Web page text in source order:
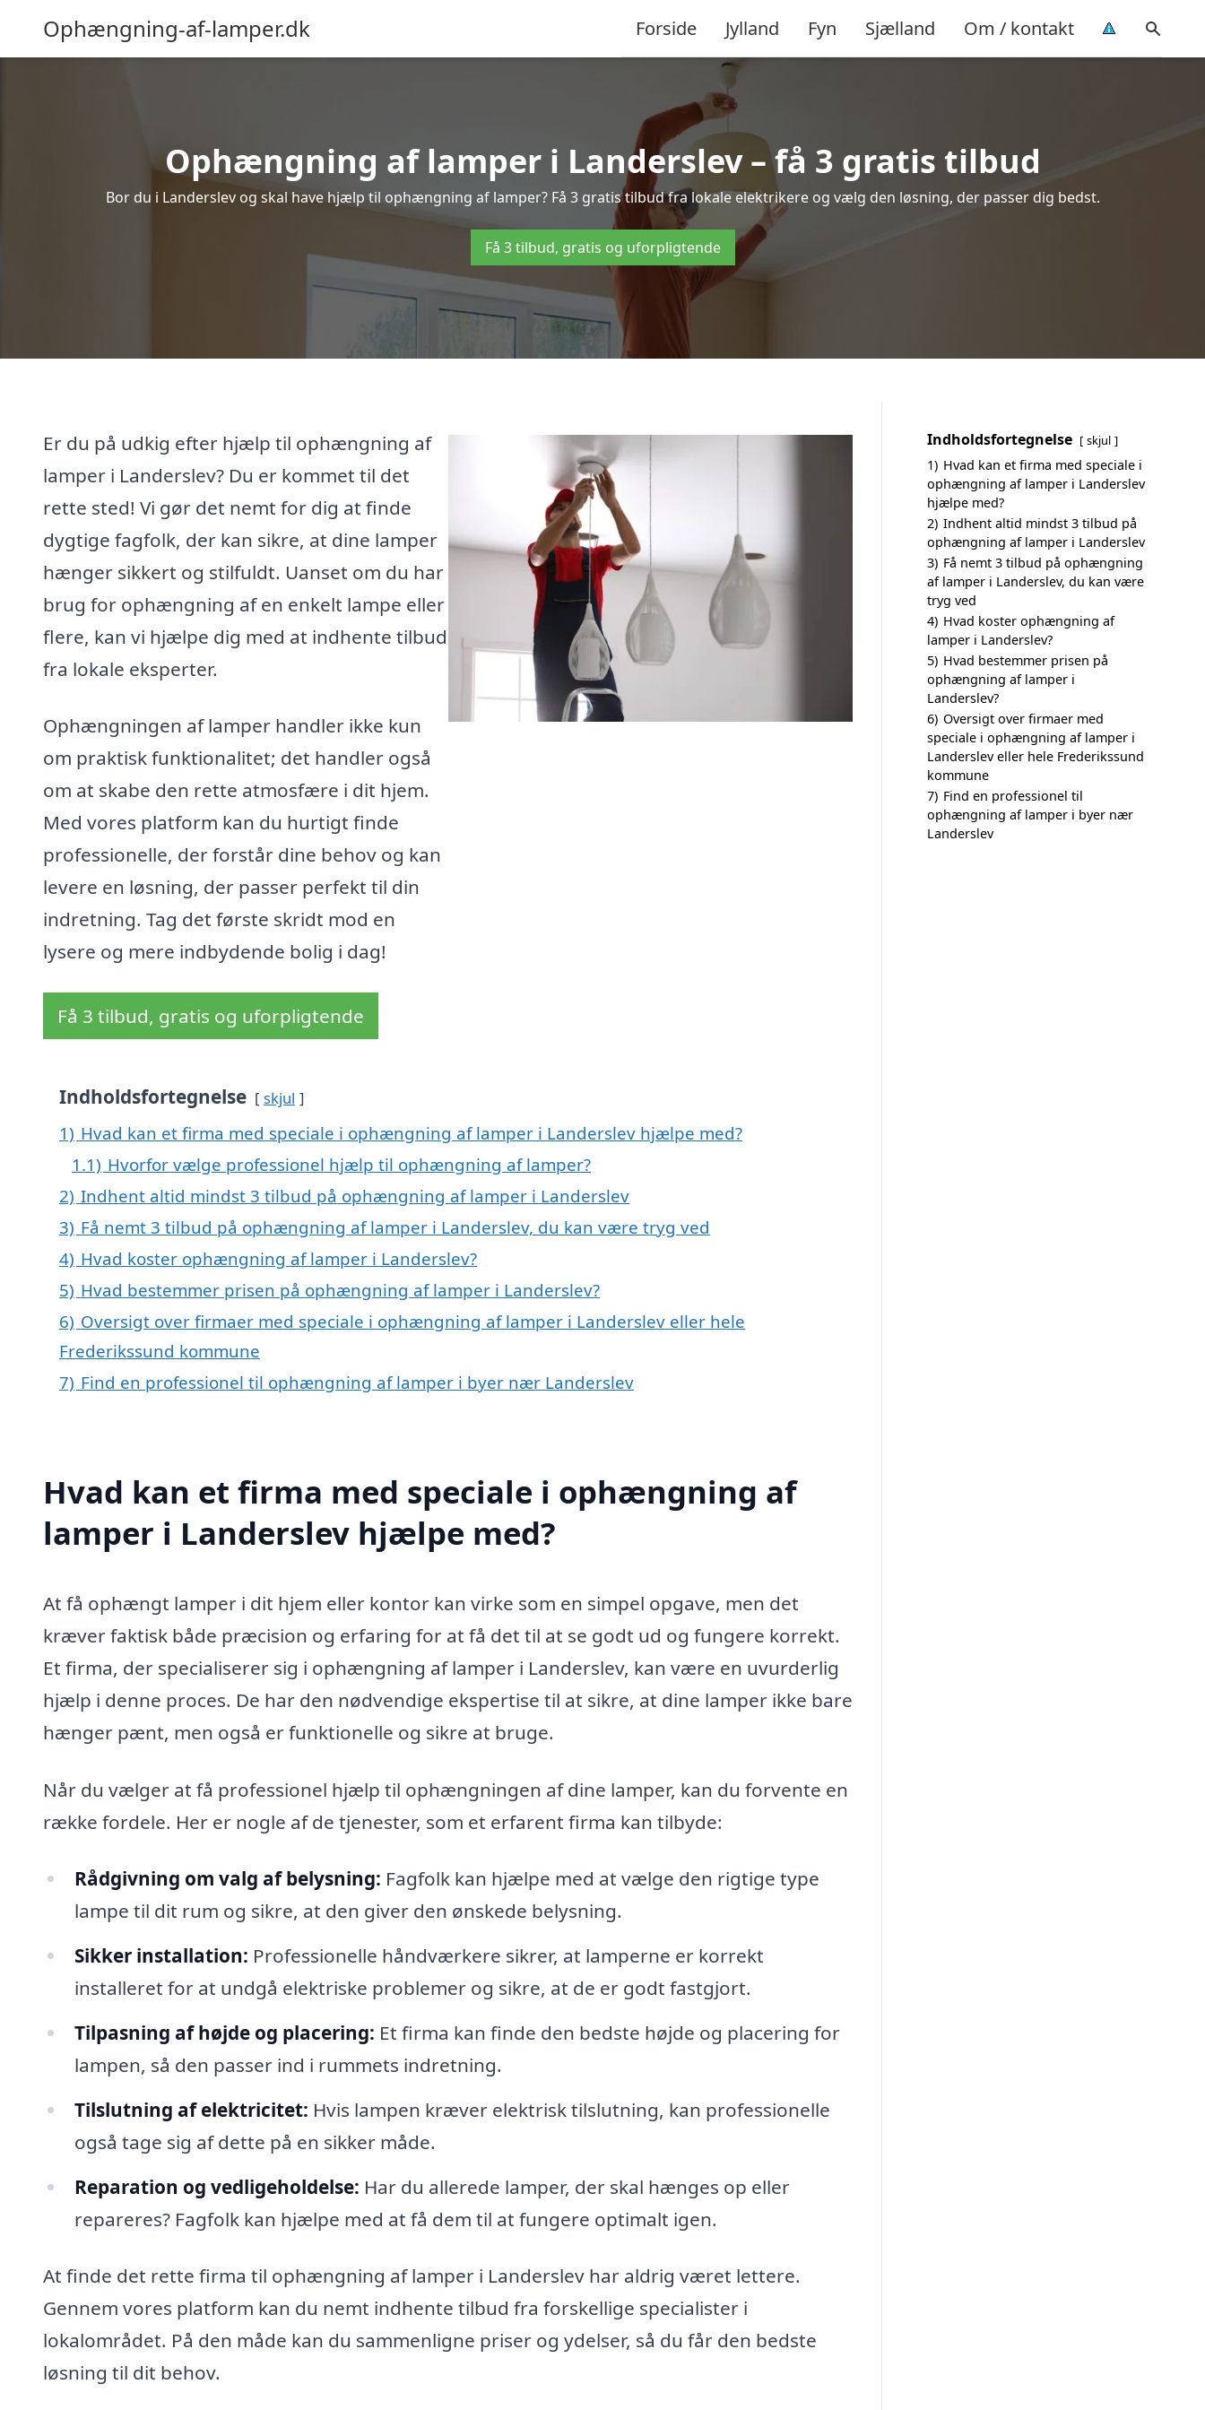
Ophængning-af-lamper.dk Forside Jylland Fyn Sjælland Om / kontakt
Ophængning af lamper i Landerslev – få 3 gratis tilbud
Bor du i Landerslev og skal have hjælp til ophængning af lamper? Få 3 gratis tilbud fra lokale elektrikere og vælg den løsning, der passer dig bedst.
Få 3 tilbud, gratis og uforpligtende
Er du på udkig efter hjælp til ophængning af
lamper i Landerslev? Du er kommet til det
rette sted! Vi gør det nemt for dig at finde
dygtige fagfolk, der kan sikre, at dine lamper
hænger sikkert og stilfuldt. Uanset om du har
brug for ophængning af en enkelt lampe eller
flere, kan vi hjælpe dig med at indhente tilbud
fra lokale eksperter.
Ophængningen af lamper handler ikke kun
om praktisk funktionalitet; det handler også
om at skabe den rette atmosfære i dit hjem.
Med vores platform kan du hurtigt finde
professionelle, der forstår dine behov og kan
levere en løsning, der passer perfekt til din
indretning. Tag det første skridt mod en
lysere og mere indbydende bolig i dag!
Få 3 tilbud, gratis og uforpligtende
Indholdsfortegnelse skjul
1) Hvad kan et firma med speciale i ophængning af lamper i Landerslev hjælpe med?
1.1) Hvorfor vælge professionel hjælp til ophængning af lamper?
2) Indhent altid mindst 3 tilbud på ophængning af lamper i Landerslev
3) Få nemt 3 tilbud på ophængning af lamper i Landerslev, du kan være tryg ved
4) Hvad koster ophængning af lamper i Landerslev?
5) Hvad bestemmer prisen på ophængning af lamper i Landerslev?
6) Oversigt over firmaer med speciale i ophængning af lamper i Landerslev eller hele
Frederikssund kommune
7) Find en professionel til ophængning af lamper i byer nær Landerslev
Hvad kan et firma med speciale i ophængning af
lamper i Landerslev hjælpe med?
At få ophængt lamper i dit hjem eller kontor kan virke som en simpel opgave, men det
kræver faktisk både præcision og erfaring for at få det til at se godt ud og fungere korrekt.
Et firma, der specialiserer sig i ophængning af lamper i Landerslev, kan være en uvurderlig
hjælp i denne proces. De har den nødvendige ekspertise til at sikre, at dine lamper ikke bare
hænger pænt, men også er funktionelle og sikre at bruge.
Når du vælger at få professionel hjælp til ophængningen af dine lamper, kan du forvente en
række fordele. Her er nogle af de tjenester, som et erfarent firma kan tilbyde:
Rådgivning om valg af belysning: Fagfolk kan hjælpe med at vælge den rigtige type
lampe til dit rum og sikre, at den giver den ønskede belysning.
Sikker installation: Professionelle håndværkere sikrer, at lamperne er korrekt
installeret for at undgå elektriske problemer og sikre, at de er godt fastgjort.
Tilpasning af højde og placering: Et firma kan finde den bedste højde og placering for
lampen, så den passer ind i rummets indretning.
Tilslutning af elektricitet: Hvis lampen kræver elektrisk tilslutning, kan professionelle
også tage sig af dette på en sikker måde.
Reparation og vedligeholdelse: Har du allerede lamper, der skal hænges op eller
repareres? Fagfolk kan hjælpe med at få dem til at fungere optimalt igen.
At finde det rette firma til ophængning af lamper i Landerslev har aldrig været lettere.
Gennem vores platform kan du nemt indhente tilbud fra forskellige specialister i
lokalområdet. På den måde kan du sammenligne priser og ydelser, så du får den bedste
løsning til dit behov.
Indholdsfortegnelse skjul
1) Hvad kan et firma med speciale i
ophængning af lamper i Landerslev
hjælpe med?
2) Indhent altid mindst 3 tilbud på
ophængning af lamper i Landerslev
3) Få nemt 3 tilbud på ophængning
af lamper i Landerslev, du kan være
tryg ved
4) Hvad koster ophængning af
lamper i Landerslev?
5) Hvad bestemmer prisen på
ophængning af lamper i
Landerslev?
6) Oversigt over firmaer med
speciale i ophængning af lamper i
Landerslev eller hele Frederikssund
kommune
7) Find en professionel til
ophængning af lamper i byer nær
Landerslev